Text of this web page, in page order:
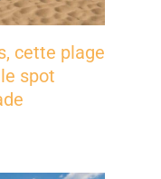
cette plage
spot